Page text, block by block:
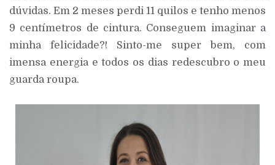
dúvidas. Em 2 meses perdi 11 quilos e tenho menos
9 centímetros de cintura. Conseguem imaginar a
minha felicidade?! Sinto-me super bem, com
imensa energia e todos os dias redescubro o meu
guarda roupa.